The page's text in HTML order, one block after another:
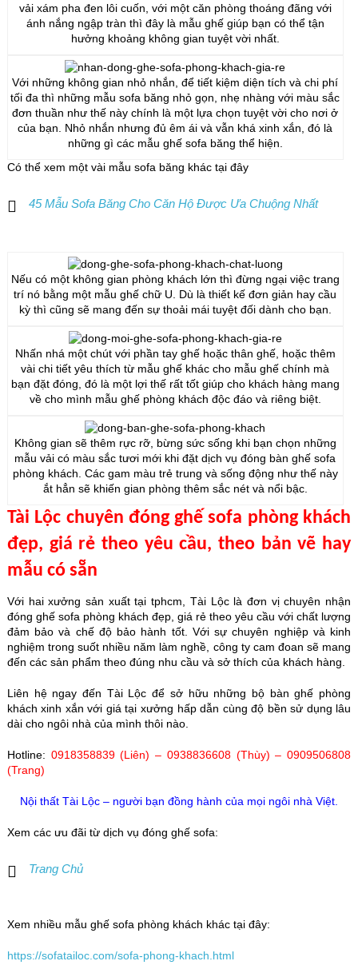
vải xám pha đen lôi cuốn, với một căn phòng thoáng đãng với
ánh nắng ngập tràn thì đây là mẫu ghế giúp bạn có thể tận
hưởng khoảng không gian tuyệt vời nhất.
Với những không gian nhỏ nhắn, để tiết kiệm diện tích và chi phí
tối đa thì những mẫu sofa băng nhỏ gọn, nhẹ nhàng với màu sắc
đơn thuần như thế này chính là một lựa chọn tuyệt vời cho nơi ở
của bạn. Nhỏ nhắn nhưng đủ êm ái và vẫn khá xinh xắn, đó là
những gì các mẫu ghế sofa băng thể hiện.
Có thể xem một vài mẫu sofa băng khác tại đây
45 Mẫu Sofa Băng Cho Căn Hộ Được Ưa Chuộng Nhất
Nếu có một không gian phòng khách lớn thì đừng ngại việc trang
trí nó bằng một mẫu ghế chữ U. Dù là thiết kế đơn giản hay cầu
kỳ thì cũng sẽ mang đến sự thoải mái tuyệt đối dành cho bạn.
Nhấn nhá một chút với phần tay ghế hoặc thân ghế, hoặc thêm
vài chi tiết yêu thích từ mẫu ghế khác cho mẫu ghế chính mà
bạn đặt đóng, đó là một lợi thế rất tốt giúp cho khách hàng mang
về cho mình mẫu ghế phòng khách độc đáo và riêng biệt.
Không gian sẽ thêm rực rỡ, bừng sức sống khi bạn chọn những
mẫu vải có màu sắc tươi mới khi đặt dịch vụ đóng bàn ghế sofa
phòng khách. Các gam màu trẻ trung và sống động như thế này
ắt hẳn sẽ khiến gian phòng thêm sắc nét và nổi bậc.
Tài Lộc chuyên đóng ghế sofa phòng khách
đẹp, giá rẻ theo yêu cầu, theo bản vẽ hay
mẫu có sẵn
Với hai xưởng sản xuất tại tphcm, Tài Lộc là đơn vị chuyên nhận
đóng ghế sofa phòng khách đẹp, giá rẻ theo yêu cầu với chất lượng
đảm bảo và chế độ bảo hành tốt. Với sự chuyên nghiệp và kinh
nghiệm trong suốt nhiều năm làm nghề, công ty cam đoan sẽ mang
đến các sản phẩm theo đúng nhu cầu và sở thích của khách hàng.
Liên hệ ngay đến Tài Lộc để sở hữu những bộ bàn ghế phòng
khách xinh xắn với giá tại xưởng hấp dẫn cùng độ bền sử dụng lâu
dài cho ngôi nhà của mình thôi nào.
Hotline: 0918358839 (Liên) – 0938836608 (Thùy) – 0909506808
(Trang)
Nội thất Tài Lộc – người bạn đồng hành của mọi ngôi nhà Việt.
Xem các ưu đãi từ dịch vụ đóng ghế sofa:
Trang Chủ
Xem nhiều mẫu ghế sofa phòng khách khác tại đây:
https://sofatailoc.com/sofa-phong-khach.html